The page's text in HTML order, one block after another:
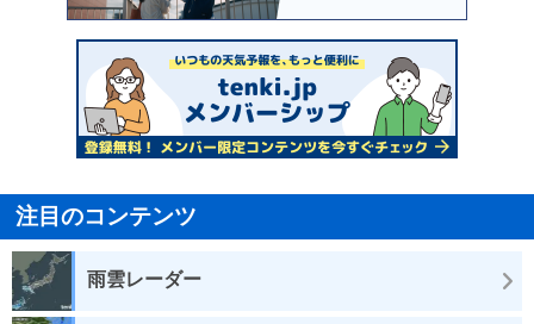
注目のコンテンツ
雨雲レーダー